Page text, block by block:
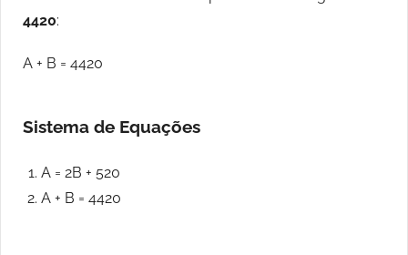
4420:
A + B = 4420
Sistema de Equações
A = 2B + 520
A + B = 4420